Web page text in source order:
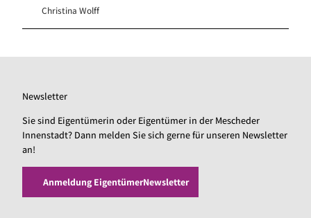
Christina Wolff
Newsletter
Sie sind Eigentümerin oder Eigentümer in der Mescheder
Innenstadt? Dann melden Sie sich gerne für unseren Newsletter
an!
Anmeldung EigentümerNewsletter